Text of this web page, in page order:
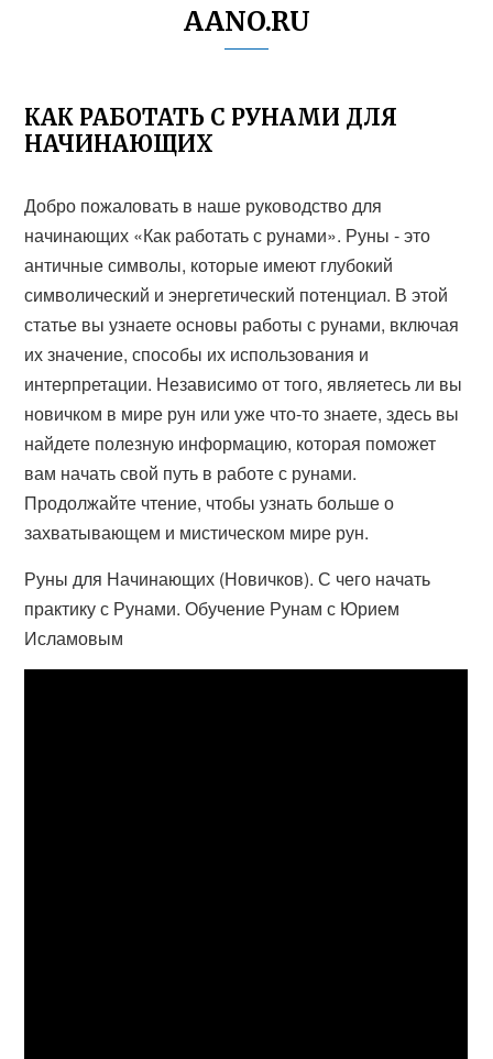
AANO.RU
КАК РАБОТАТЬ С РУНАМИ ДЛЯ
НАЧИНАЮЩИХ
Добро пожаловать в наше руководство для
начинающих «Как работать с рунами». Руны - это
античные символы, которые имеют глубокий
символический и энергетический потенциал. В этой
статье вы узнаете основы работы с рунами, включая
их значение, способы их использования и
интерпретации. Независимо от того, являетесь ли вы
новичком в мире рун или уже что-то знаете, здесь вы
найдете полезную информацию, которая поможет
вам начать свой путь в работе с рунами.
Продолжайте чтение, чтобы узнать больше о
захватывающем и мистическом мире рун.
Руны для Начинающих (Новичков). С чего начать
практику с Рунами. Обучение Рунам с Юрием
Исламовым